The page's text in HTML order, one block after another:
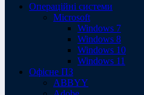
Операційні системи
Microsoft
Windows 7
Windows 8
Windows 10
Windows 11
Офісне ПЗ
ABBYY